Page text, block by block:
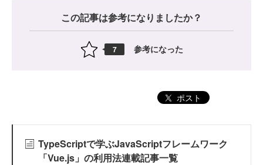
この記事は参考になりましたか？
7 参考になった
ポスト
TypeScriptで学ぶJavaScriptフレームワーク
「Vue.js」の利用法連載記事一覧